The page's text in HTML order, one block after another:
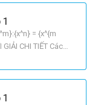
= {x^{m
CHI TIẾT Các
d left [ frac{1}